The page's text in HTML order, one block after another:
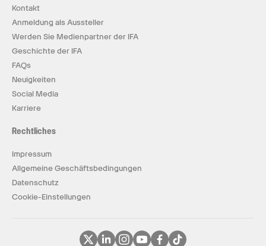
Kontakt
Anmeldung als Aussteller
Werden Sie Medienpartner der IFA
Geschichte der IFA
FAQs
Neuigkeiten
Social Media
Karriere
Rechtliches
Impressum
Allgemeine Geschäftsbedingungen
Datenschutz
Cookie-Einstellungen